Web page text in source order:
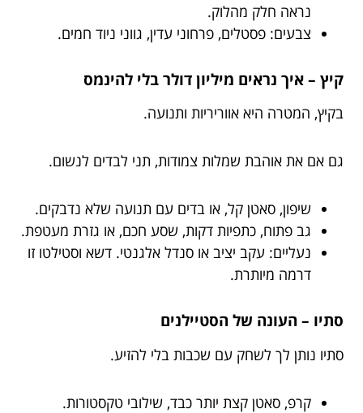
נראה חלק מהלוק.
צבעים: פסטלים, פרחוני עדין, גווני ניוד חמים.
קיץ – איך נראים מיליון דולר בלי להינמס
בקיץ, המטרה היא אווריריות ותנועה.
גם אם את אוהבת שמלות צמודות, תני לבדים לנשום.
שיפון, סאטן קל, או בדים עם תנועה שלא נדבקים.
גב פתוח, כתפיות דקות, שסע חכם, או גזרת מעטפת.
נעליים: עקב יציב או סנדל אלגנטי. דשא וסטילטו זו
דרמה מיותרת.
סתיו – העונה של הסטיילנים
סתיו נותן לך לשחק עם שכבות בלי להזיע.
קרפ, סאטן קצת יותר כבד, שילובי טקסטורות.